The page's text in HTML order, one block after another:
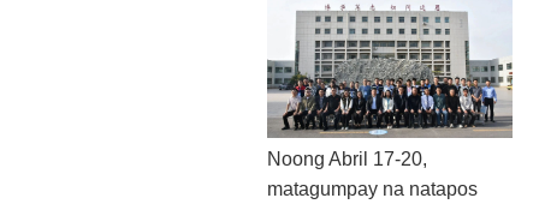
Noong Abril 17-20,
matagumpay na natapos